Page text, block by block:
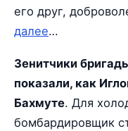
его друг,
далее…
Зенитчики
показали, как
Бахмуте. Для
бомбардировщик